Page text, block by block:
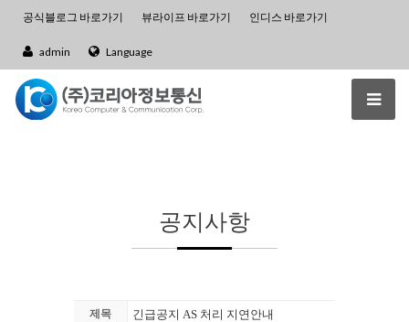
공식블로그 바로가기 뷰라이프 바로가기 인디스 바로가기
admin Language
공지사항
제목 긴급공지 AS 처리 지연안내